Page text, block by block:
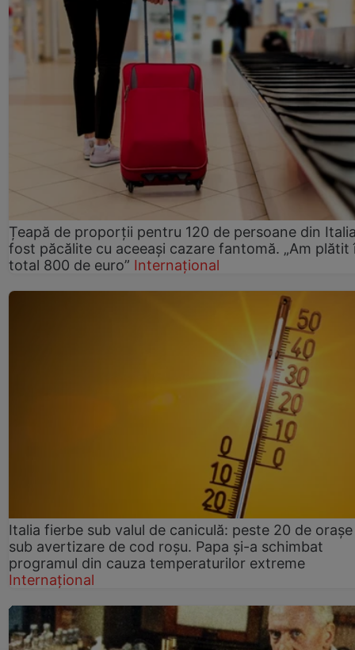
Țeapă de proporții pentru 120 de persoane din
fost păcălite cu aceeași cazare fantomă. „Am plătit
total 800 de euro” Internațional
Italia fierbe sub valul de caniculă: peste 20 de
sub avertizare de cod roșu. Papa și-a schimbat
programul din cauza temperaturilor extreme
Internațional